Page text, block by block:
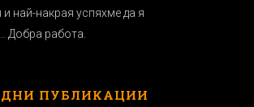
най-накрая успяхме да я
Добра работа.
ПУБЛИКАЦИИ